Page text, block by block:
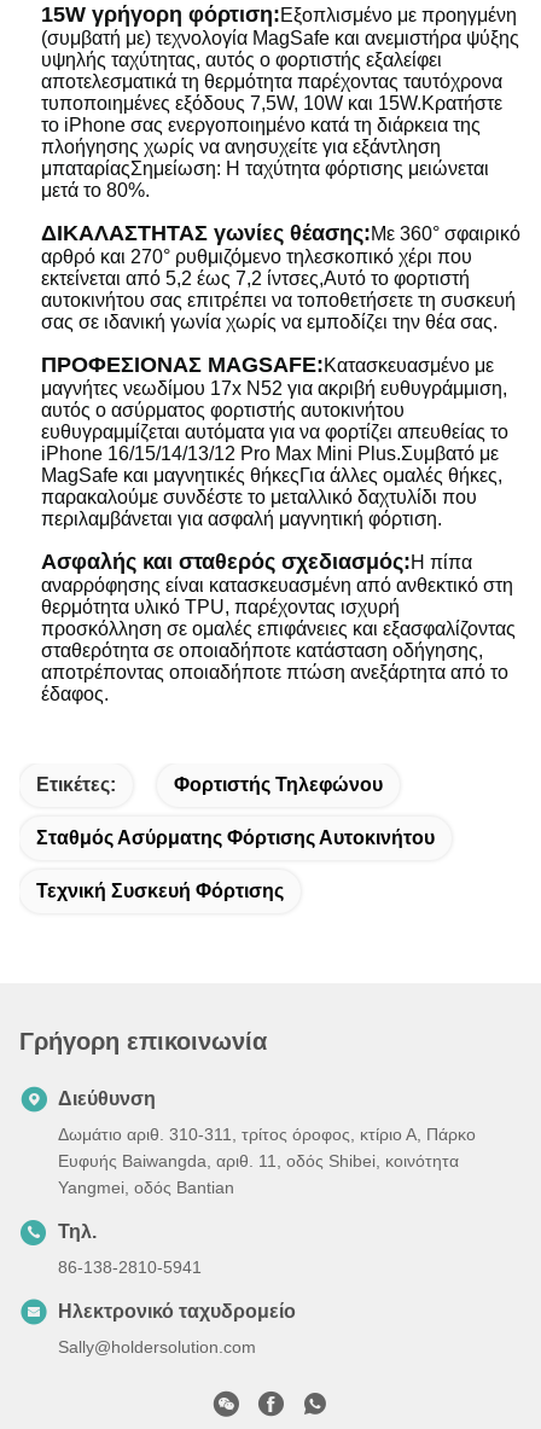
15W γρήγορη φόρτιση:Εξοπλισμένο με προηγμένη
(συμβατή με) τεχνολογία MagSafe και ανεμιστήρα ψύξης
υψηλής ταχύτητας, αυτός ο φορτιστής εξαλείφει
αποτελεσματικά τη θερμότητα παρέχοντας ταυτόχρονα
τυποποιημένες εξόδους 7,5W, 10W και 15W.Κρατήστε
το iPhone σας ενεργοποιημένο κατά τη διάρκεια της
πλοήγησης χωρίς να ανησυχείτε για εξάντληση
μπαταρίαςΣημείωση: Η ταχύτητα φόρτισης μειώνεται
μετά το 80%.
ΔΙΚΑΛΑΣΤΗΤΑΣ γωνίες θέασης:Με 360° σφαιρικό
αρθρό και 270° ρυθμιζόμενο τηλεσκοπικό χέρι που
εκτείνεται από 5,2 έως 7,2 ίντσες,Αυτό το φορτιστή
αυτοκινήτου σας επιτρέπει να τοποθετήσετε τη συσκευή
σας σε ιδανική γωνία χωρίς να εμποδίζει την θέα σας.
ΠΡΟΦΕΣΙΟΝΑΣ MAGSAFE:Κατασκευασμένο με
μαγνήτες νεωδίμου 17x N52 για ακριβή ευθυγράμμιση,
αυτός ο ασύρματος φορτιστής αυτοκινήτου
ευθυγραμμίζεται αυτόματα για να φορτίζει απευθείας το
iPhone 16/15/14/13/12 Pro Max Mini Plus.Συμβατό με
MagSafe και μαγνητικές θήκεςΓια άλλες ομαλές θήκες,
παρακαλούμε συνδέστε το μεταλλικό δαχτυλίδι που
περιλαμβάνεται για ασφαλή μαγνητική φόρτιση.
Ασφαλής και σταθερός σχεδιασμός:Η πίπα
αναρρόφησης είναι κατασκευασμένη από ανθεκτικό στη
θερμότητα υλικό TPU, παρέχοντας ισχυρή
προσκόλληση σε ομαλές επιφάνειες και εξασφαλίζοντας
σταθερότητα σε οποιαδήποτε κατάσταση οδήγησης,
αποτρέποντας οποιαδήποτε πτώση ανεξάρτητα από το
έδαφος.
Ετικέτες: Φορτιστής Τηλεφώνου
Σταθμός Ασύρματης Φόρτισης Αυτοκινήτου
Τεχνική Συσκευή Φόρτισης
Γρήγορη επικοινωνία
Διεύθυνση
Δωμάτιο αριθ. 310-311, τρίτος όροφος, κτίριο Α, Πάρκο
Ευφυής Baiwangda, αριθ. 11, οδός Shibei, κοινότητα
Yangmei, οδός Bantian
Τηλ.
86-138-2810-5941
Ηλεκτρονικό ταχυδρομείο
Sally@holdersolution.com